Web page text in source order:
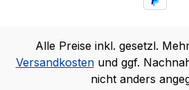
Alle Preise inkl. gesetzl.
Versandkostenund ggf.
nicht anders